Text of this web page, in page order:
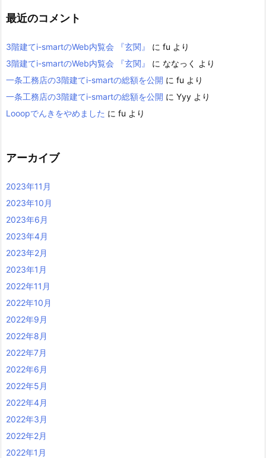
最近のコメント
3階建てi-smartのWeb内覧会 『玄関』 に fu より
3階建てi-smartのWeb内覧会 『玄関』
に ななっく
より
一条工務店の3階建てi-smartの総額を公開 に fu より
一条工務店の3階建てi-smartの総額を公開 に Yyy より
Looopでんきをやめました に fu より
アーカイブ
2023年11月
2023年10月
2023年6月
2023年4月
2023年2月
2023年1月
2022年11月
2022年10月
2022年9月
2022年8月
2022年7月
2022年6月
2022年5月
2022年4月
2022年3月
2022年2月
2022年1月